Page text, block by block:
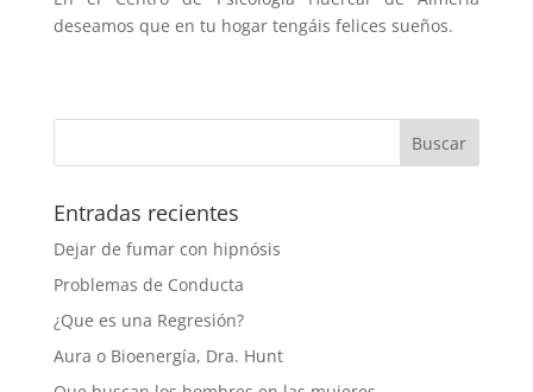
deseamos que en tu hogar tengáis felices sueños.
Entradas recientes
Dejar de fumar con hipnósis
Problemas de Conducta
¿Que es una Regresión?
Aura o Bioenergía, Dra. Hunt